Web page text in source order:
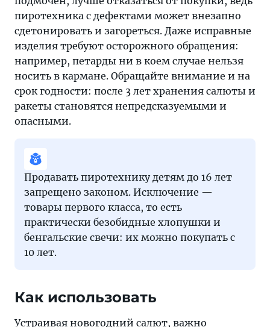
пиротехника с дефектами может внезапно
сдетонировать и загореться. Даже исправные
изделия требуют осторожного обращения:
например, петарды ни в коем случае нельзя
носить в кармане. Обращайте внимание и на
срок годности: после 3 лет хранения салюты и
ракеты становятся непредсказуемыми и
опасными.
Продавать пиротехнику детям до 16 лет
запрещено законом. Исключение —
товары первого класса, то есть
практически безобидные хлопушки и
бенгальские свечи: их можно покупать с
10 лет.
Как использовать
Устраивая новогодний салют, важно